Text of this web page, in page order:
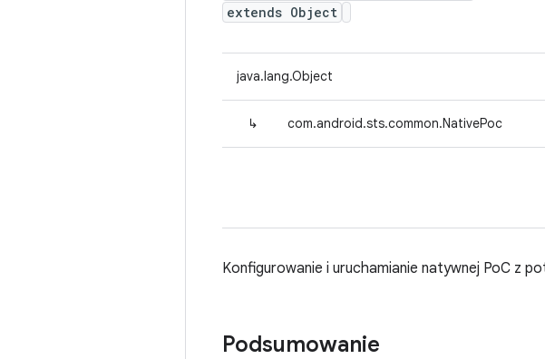
extends Object
java.lang.Object
↳ com.android.sts.common.NativePoc
Konfigurowanie i uruchamianie natywnej PoC z
Podsumowanie